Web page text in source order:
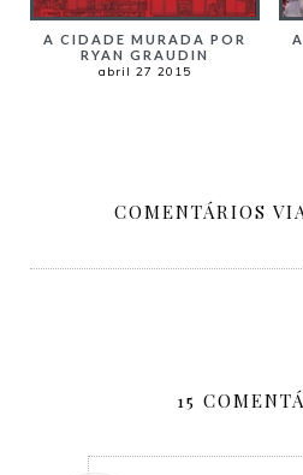
A CIDADE MURADA POR
RYAN GRAUDIN
abril 27 2015
COMENTÁRIOS
15